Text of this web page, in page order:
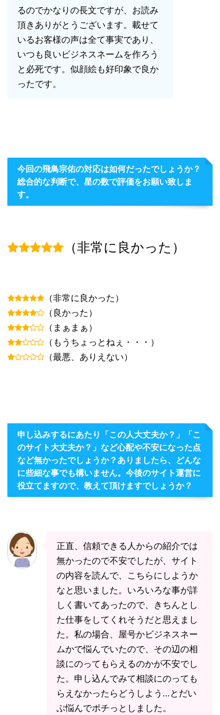
るのでかなりの長文ですが、お読み
頂きありがとうございます。載せて
いるお客様の声は全て事実であり、
いつも良いビジネスネームを作ろう
と必死です。似顔絵も好印象で良か
ったです。
今回の飛鳥宗佑の対応は如何だったでしょうか？
総合的な判断で、星の数で評価をお願い致しま
す。
（非常に良かった）
（非常に良かった）
（良かった）
（まぁまぁ）
（もうちょっとねぇ・・・）
（最悪、ありえない）
申し込みするにあたり「この人大丈夫か？」「こ
のサイト大丈夫か？」など心配や不安になった点
など無かったでしょうか？ありましたら、どんな
に些細な事でも構いません。今後のサイト運営に
役立てますので、教えて頂けますでしょうか？
正直、信頼できる人からの紹介では
無かったので不安でしたが、サイト
の内容を読んで、こちらにしようか
なと思いました。いろいろな事が詳
しく書いてあったので、きちんとし
た仕事をしてくれそうだと思えまし
た。私の場合、屋号かビジネスネー
ムかで悩んでいたので、その辺の相
談にのってもらえるのかが不安でし
た。申し込んでみて相談にのっても
らえなかったらどうしよう…とだい
ぶ悩んでポチっとしました。